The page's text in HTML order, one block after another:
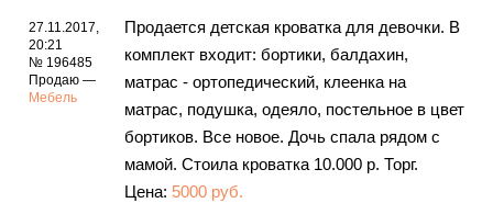
27.11.2017,
20:21
№ 196485
Продаю —
Мебель
Продается детская кроватка для девочки. В
комплект входит: бортики, балдахин,
матрас - ортопедический, клеенка на
матрас, подушка, одеяло, постельное в цвет
бортиков. Все новое. Дочь спала рядом с
мамой. Стоила кроватка 10.000 р. Торг.
Цена: 5000 руб.